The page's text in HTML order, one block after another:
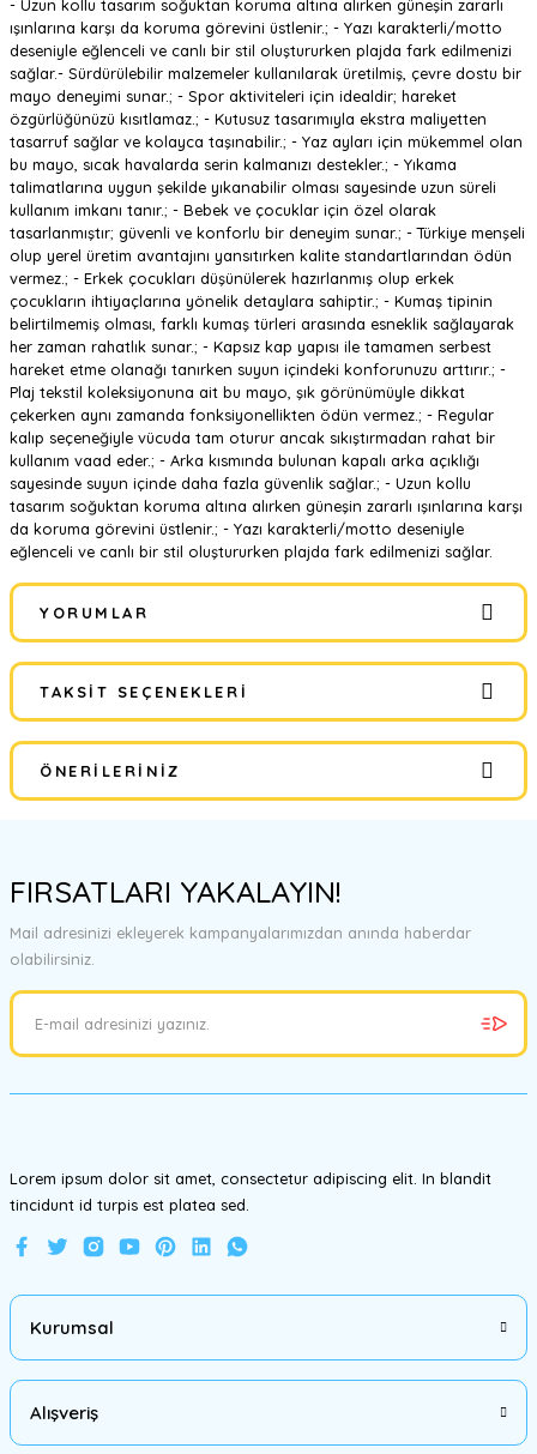
- Uzun kollu tasarım soğuktan koruma altına alırken güneşin zararlı
ışınlarına karşı da koruma görevini üstlenir.; - Yazı karakterli/motto
deseniyle eğlenceli ve canlı bir stil oluştururken plajda fark edilmenizi
sağlar.- Sürdürülebilir malzemeler kullanılarak üretilmiş, çevre dostu bir
mayo deneyimi sunar.; - Spor aktiviteleri için idealdir; hareket
özgürlüğünüzü kısıtlamaz.; - Kutusuz tasarımıyla ekstra maliyetten
tasarruf sağlar ve kolayca taşınabilir.; - Yaz ayları için mükemmel olan
bu mayo, sıcak havalarda serin kalmanızı destekler.; - Yıkama
talimatlarına uygun şekilde yıkanabilir olması sayesinde uzun süreli
kullanım imkanı tanır.; - Bebek ve çocuklar için özel olarak
tasarlanmıştır; güvenli ve konforlu bir deneyim sunar.; - Türkiye menşeli
olup yerel üretim avantajını yansıtırken kalite standartlarından ödün
vermez.; - Erkek çocukları düşünülerek hazırlanmış olup erkek
çocukların ihtiyaçlarına yönelik detaylara sahiptir.; - Kumaş tipinin
belirtilmemiş olması, farklı kumaş türleri arasında esneklik sağlayarak
her zaman rahatlık sunar.; - Kapsız kap yapısı ile tamamen serbest
hareket etme olanağı tanırken suyun içindeki konforunuzu arttırır.; -
Plaj tekstil koleksiyonuna ait bu mayo, şık görünümüyle dikkat
çekerken aynı zamanda fonksiyonellikten ödün vermez.; - Regular
kalıp seçeneğiyle vücuda tam oturur ancak sıkıştırmadan rahat bir
kullanım vaad eder.; - Arka kısmında bulunan kapalı arka açıklığı
sayesinde suyun içinde daha fazla güvenlik sağlar.; - Uzun kollu
tasarım soğuktan koruma altına alırken güneşin zararlı ışınlarına karşı
da koruma görevini üstlenir.; - Yazı karakterli/motto deseniyle
eğlenceli ve canlı bir stil oluştururken plajda fark edilmenizi sağlar.
YORUMLAR
Bu ürüne ilk yorumu siz yapın!
Yorum Yaz
TAKSIT SEÇENEKLERI
ÖNERILERINIZ
tarafımıza iletebilirsiniz.
Görüş ve önerileriniz için teşekkür ederiz.
Ürün resmi kalitesiz, bozuk veya görüntülenemiyor.
Ürün bilgilerinde hatalar bulunuyor.
FIRSATLARI YAKALAYIN!
Mail adresinizi ekleyerek kampanyalarımızdan anında haberdar
olabilirsiniz.
Lorem ipsum dolor sit amet, consectetur adipiscing elit. In blandit
tincidunt id turpis est platea sed.
Kurumsal
Alışveriş